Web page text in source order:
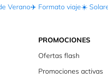
Verano✈️ Formato viaje☀️
PROMOCIONES
Ofertas flash
Promociones activas